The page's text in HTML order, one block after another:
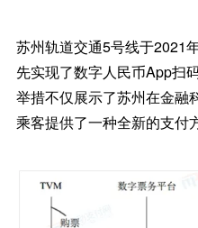
苏州轨道交通5号线于2021
先实现了数字人民币App扫
举措不仅展示了苏州在金融
乘客提供了一种全新的支付